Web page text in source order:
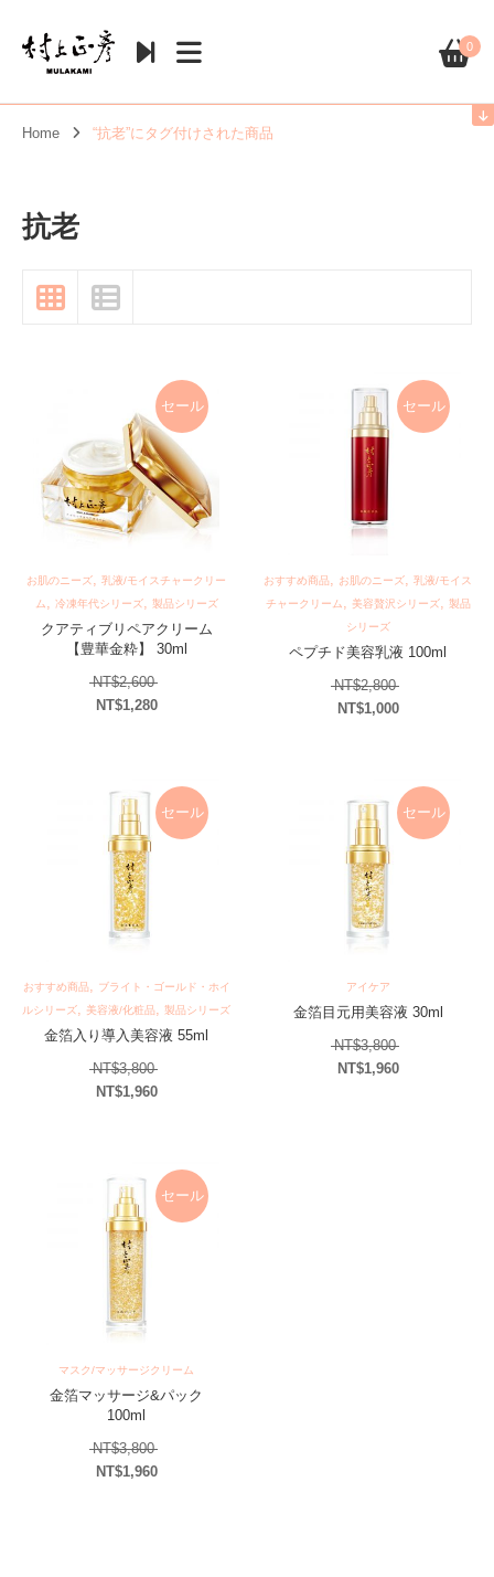
0
Home “抗老”にタグ付けされた商品
抗老
セール
お肌のニーズ, 乳液/モイスチャークリー
ム, 冷凍年代シリーズ, 製品シリーズ
クアティブリペアクリーム
【豊華金粋】 30ml
NT$2,600元の価格は NT$2,600 でした。
NT$1,280
セール
おすすめ商品, お肌のニーズ, 乳液/モイス
チャークリーム, 美容贅沢シリーズ, 製品
シリーズ
ペプチド美容乳液 100ml
NT$2,800元の価格は
NT$1,000
セール
おすすめ商品, ブライト・ゴールド・ホイ
ルシリーズ, 美容液/化粧品, 製品シリーズ
金箔入り導入美容液 55ml
NT$3,800元の価格は NT$3,800 でした。
NT$1,960
セール
アイケア
金箔目元用美容液 30ml
NT$3,800元の価格は
NT$1,960
セール
マスク/マッサージクリーム
金箔マッサージ&パック
100ml
NT$3,800元の価格は NT$3,800 でした。
NT$1,960